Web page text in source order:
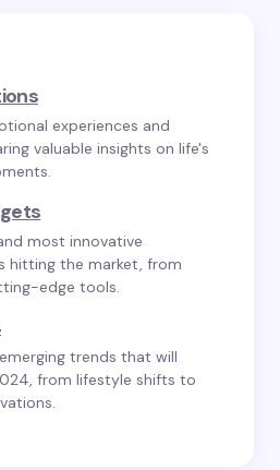
experiences and
valuable insights on life's
most innovative
hitting the market, from
edge tools.
trends that will
from lifestyle shifts to